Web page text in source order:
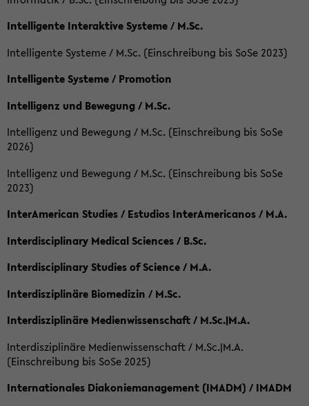
Intelligente Interaktive Systeme / M.Sc.
Intelligente Systeme / M.Sc. (Einschreibung bis SoSe 2023)
Intelligente Systeme / Promotion
Intelligenz und Bewegung / M.Sc.
Intelligenz und Bewegung / M.Sc. (Einschreibung bis SoSe
2026)
Intelligenz und Bewegung / M.Sc. (Einschreibung bis SoSe
2023)
InterAmerican Studies / Estudios InterAmericanos / M.A.
Interdisciplinary Medical Sciences / B.Sc.
Interdisciplinary Studies of Science / M.A.
Interdisziplinäre Biomedizin / M.Sc.
Interdisziplinäre Medienwissenschaft / M.Sc.|M.A.
Interdisziplinäre Medienwissenschaft / M.Sc.|M.A.
(Einschreibung bis SoSe 2025)
Internationales Diakoniemanagement (IMADM) / IMADM